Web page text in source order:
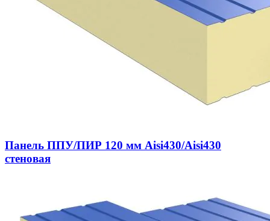
Панель ППУ/ПИР 120 мм Aisi430/Aisi430
стеновая